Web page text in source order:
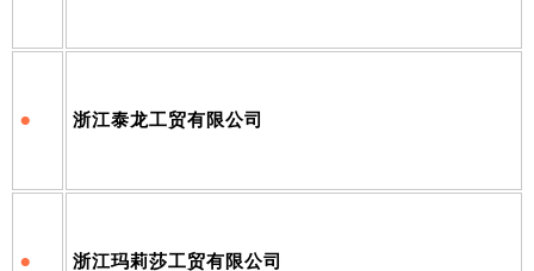
• 浙江泰龙工贸有限公司
• 浙江玛莉莎工贸有限公司